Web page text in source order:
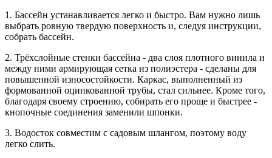
1. Бассейн устанавливается легко и быстро. Вам нужно лишь
выбрать ровную твердую поверхность и, следуя инструкции,
собрать бассейн.
2. Трёхслойные стенки бассейна - два слоя плотного винила и
между ними армирующая сетка из полиэстера - сделаны для
повышенной износостойкости. Каркас, выполненный из
формованной оцинкованной трубы, стал сильнее. Кроме того,
благодаря своему строению, собирать его проще и быстрее -
кнопочные соединения заменили шпонки.
3. Водосток совместим с садовым шлангом, поэтому воду
легко слить.